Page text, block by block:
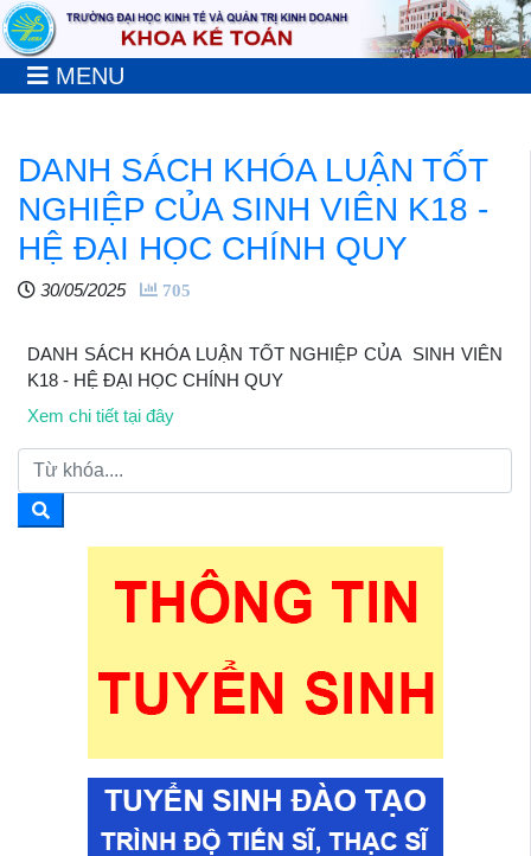
MENU
DANH SÁCH KHÓA LUẬN TỐT
NGHIỆP CỦA SINH VIÊN K18 -
HỆ ĐẠI HỌC CHÍNH QUY
30/05/2025 705
DANH SÁCH KHÓA LUẬN TỐT NGHIỆP CỦA SINH VIÊN
K18 - HỆ ĐẠI HỌC CHÍNH QUY
Xem chi tiết tại đây